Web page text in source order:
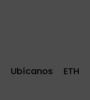
Ubícanos ETH